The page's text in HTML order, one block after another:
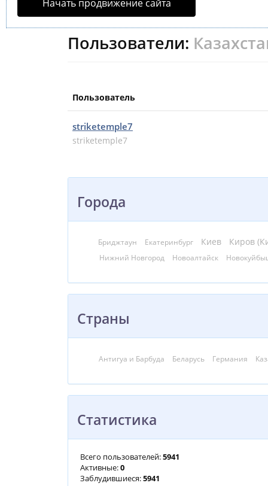
Начать продвижение сайта
Пользователи:
Пользователь
striketemple7
striketemple7
Города
Бриджтаун Екатеринбург Киев Киров
Нижний Новгород Новоалтайск
Страны
Антигуа и Барбуда Беларусь Германия
Статистика
Всего пользователей:5941
Активные:0
Заблудившиеся:5941